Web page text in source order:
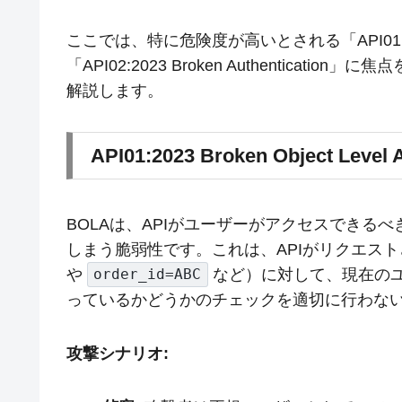
ここでは、特に危険度が高いとされる「
「API02:2023 Broken Authentication」に焦
解説します。
API01:2023 Broken Object Level
BOLAは、APIがユーザーがアクセスできる
しまう脆弱性です。これは、APIがリクエス
や
order_id=ABC
など）に対して、現在の
っているかどうかのチェックを適切に行わな
攻撃シナリオ: